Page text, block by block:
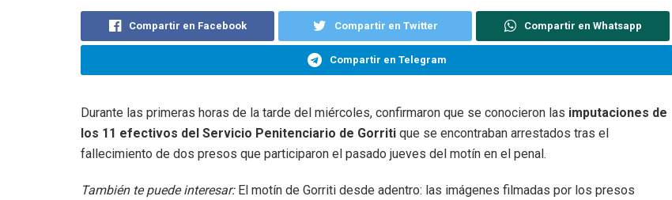
Compartir en Facebook Compartir en Twitter Compartir en Whatsapp
Compartir en Telegram
Durante las primeras horas de la tarde del miércoles, confirmaron que se conocieron las imputaciones de
los 11 efectivos del Servicio Penitenciario de Gorriti que se encontraban arrestados tras el
fallecimiento de dos presos que participaron el pasado jueves del motín en el penal.
También te puede interesar:El motín de Gorriti desde adentro: las imágenes filmadas por los presos